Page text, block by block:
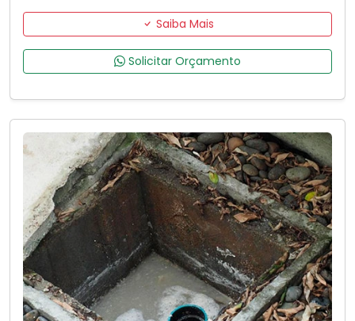
Saiba Mais
Solicitar Orçamento